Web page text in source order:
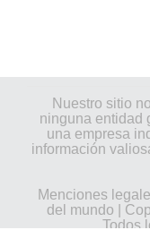
Nuestro sitio
ninguna entidad
una empresa
información
Menciones
del mundo |
Todos